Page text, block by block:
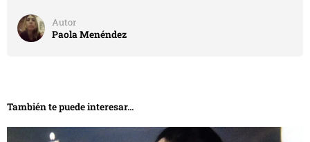
Autor
Paola Menéndez
También te puede interesar...